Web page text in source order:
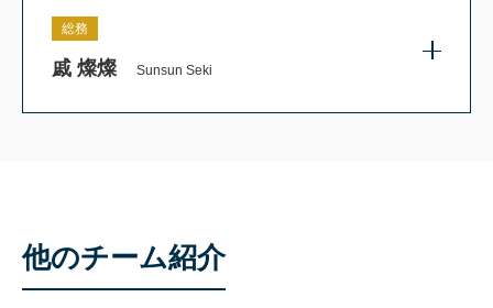
総務
戚 燦燦 Sunsun Seki
他のチーム紹介